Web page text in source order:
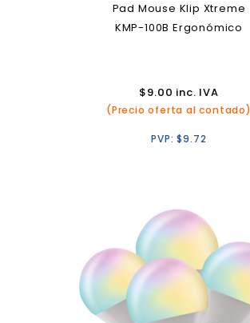
Pad Mouse Klip Xtreme
KMP-100B Ergonómico
$9.00 inc. IVA
(Precio oferta al contado)
PVP:$9.72